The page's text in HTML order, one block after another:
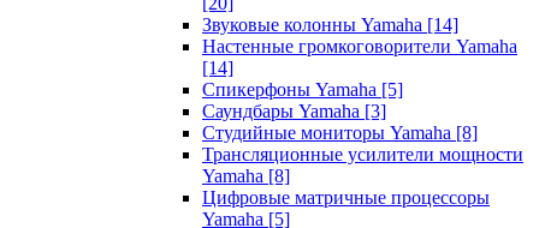
Звуковые колонны Yamaha [14]
Настенные громкоговорители Yamaha
[14]
Спикерфоны Yamaha [5]
Саундбары Yamaha [3]
Студийные мониторы Yamaha [8]
Трансляционные усилители мощности
Yamaha [8]
Цифровые матричные процессоры
Yamaha [5]